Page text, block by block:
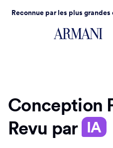
Reconnue par les plus
Conception
Revu par IA